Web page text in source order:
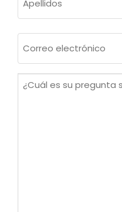
electrónico
¿Cuál